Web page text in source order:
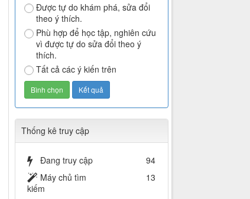
Được tự do khám phá, sửa đổi
theo ý thích.
Phù hợp để học tập, nghiên cứu
vì được tự do sửa đổi theo ý
thích.
Tất cả các ý kiến trên
Thống kê truy cập
Đang truy cập
94
Máy chủ tìm
kiếm
13